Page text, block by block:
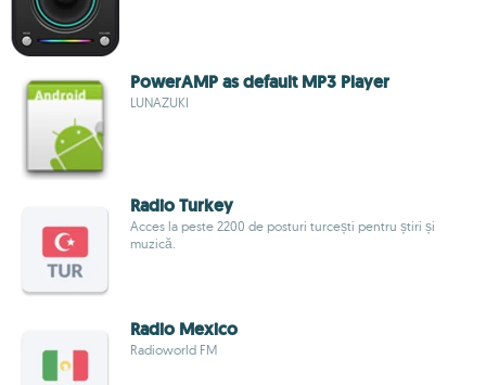
PowerAMP as default MP3 Player
LUNAZUKI
Radio Turkey
Acces la peste 2200 de posturi turcești pentru știri și
muzică.
Radio Mexico
Radioworld FM